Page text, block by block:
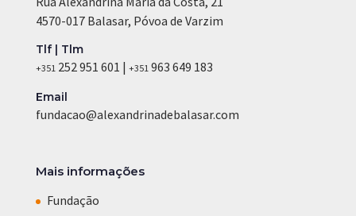
4570-017 Balasar, Póvoa de Varzim
Tlf | Tlm
+351 252 951 601 | +351 963 649 183
Email
fundacao@alexandrinadebalasar.com
Mais informações
Fundação